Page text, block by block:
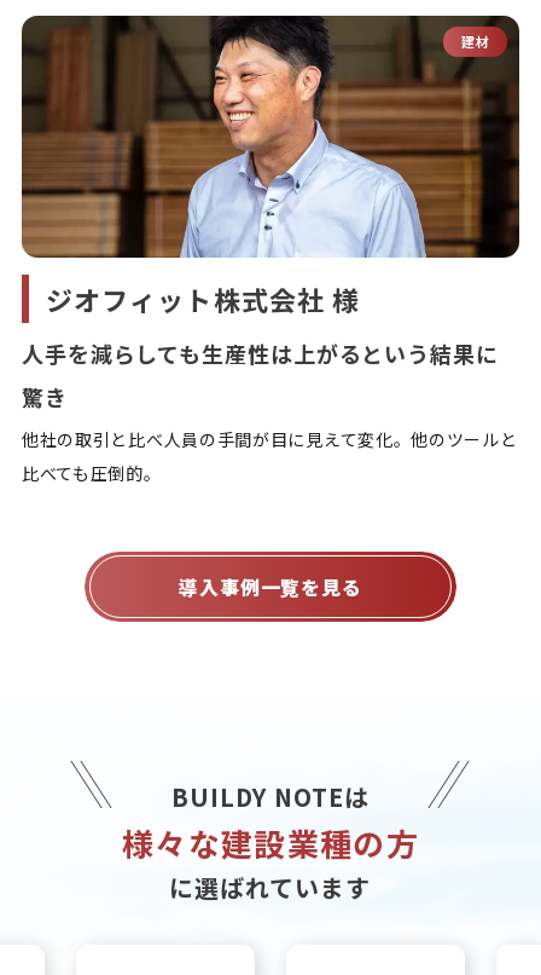
建材
ジオフィット株式会社 様
人手を減らしても生産性は上がるという結果に
驚き
他社の取引と比べ人員の手間が目に見えて変化。他のツールと
比べても圧倒的。
導入事例一覧を見る
BUILDY NOTEは
様々な建設業種の方
に選ばれています